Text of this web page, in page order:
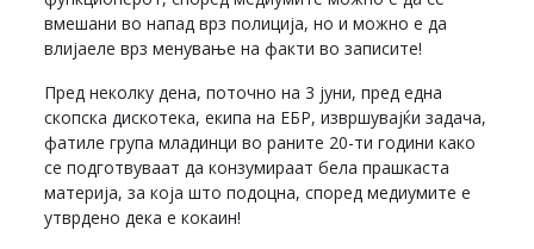
вмешани во напад врз полиција, но и можно е да
влијаеле врз менување на факти во записите!
Пред неколку дена, поточно на 3 јуни, пред една
скопска дискотека, екипа на ЕБР, извршувајќи задача,
фатиле група младинци во раните 20-ти години како
се подготвуваат да конзумираат бела прашкаста
материја, за која што подоцна, според медиумите е
утврдено дека е кокаин!